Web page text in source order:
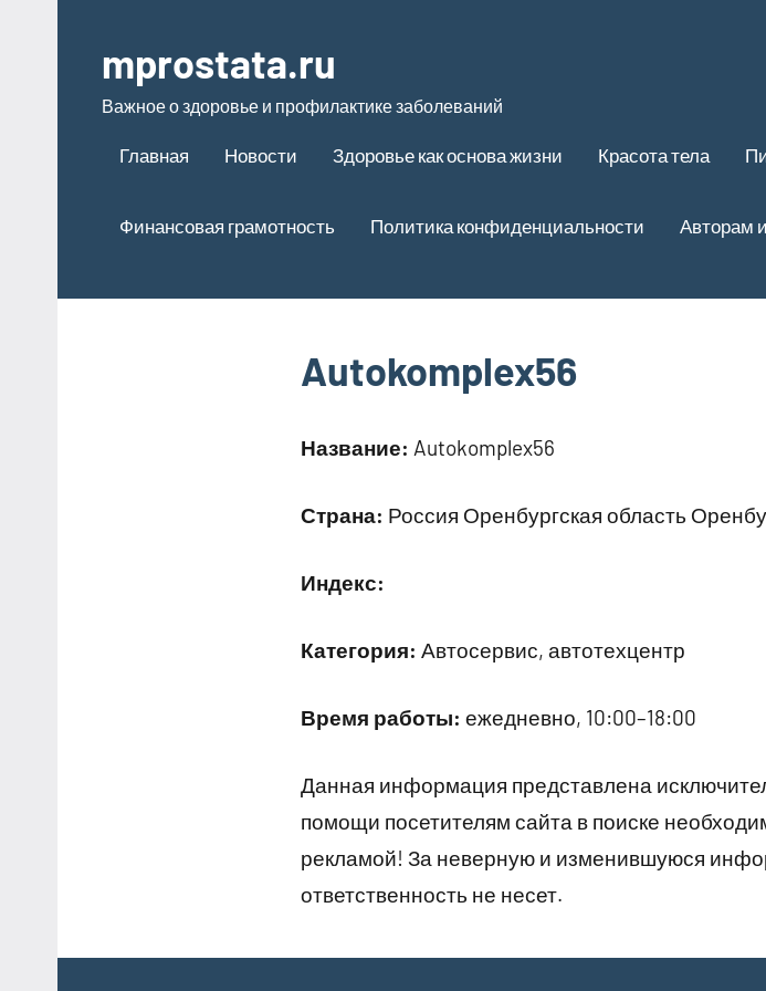
содержимому
mprostata.ru
Важное о здоровье и профилактике заболеваний
Главная Новости Здоровье как основа жизни Красота тела
Финансовая грамотность Политика конфиденциальности Авторам
Autokomplex56
Название: Autokomplex56
Страна: Россия Оренбургская область
Индекс:
Категория: Автосервис, автотехцентр
Время работы: ежедневно, 10:00–18:00
Данная информация представлена
помощи посетителям сайта в поиске
рекламой! За неверную и изменившуюся
ответственность не несет.